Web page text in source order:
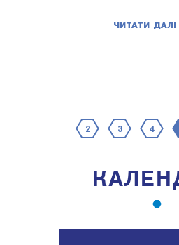
ЧИТАТИ ДАЛІ
2 3 4